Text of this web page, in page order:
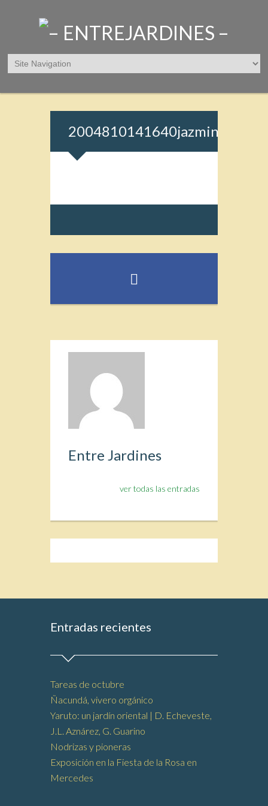
2004810141640jazmin
Entre Jardines
ver todas las entradas
Entradas recientes
Tareas de octubre
Ñacundá, vivero orgánico
Yaruto: un jardín oriental | D. Echeveste,
J.L. Aznárez, G. Guarino
Nodrizas y pioneras
Exposición en la Fiesta de la Rosa en
Mercedes